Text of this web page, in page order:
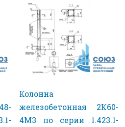
Колонна
железобетонная 2К60-
4М3 по серии 1.423.1-